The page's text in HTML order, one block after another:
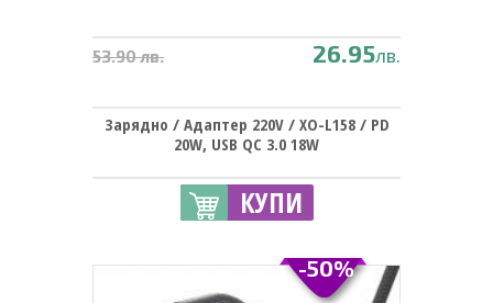
53.90 лв. 26.95лв.
Зарядно / Адаптер 220V / XO-L158 / PD
20W, USB QC 3.0 18W
КУПИ
-50%